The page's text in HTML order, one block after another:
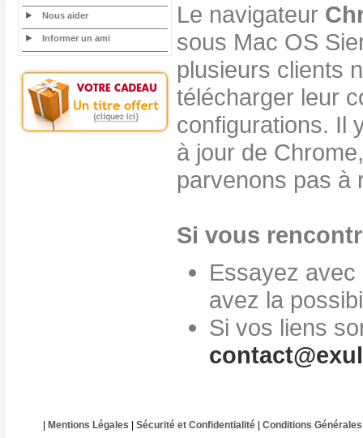
Nous aider
Informer un ami
Le navigateur
sous Mac OS
plusieurs clients
télécharger leur
configurations. Il
à jour de
parvenons pas à
Si vous
Essayez
avez la
Si vos liens
Mentions Légales Sécurité et Confidentialité| Conditions Générales